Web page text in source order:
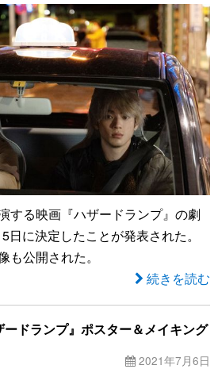
する映画『ハザードランプ』の劇
に決定したことが発表された。
も公開された。
続きを読む
ドランプ』ポスター＆メイキング
2021年7月6日